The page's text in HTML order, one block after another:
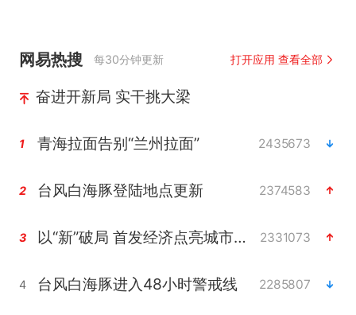
网易热搜 每30分钟更新 打开应用 查看全部
奋进开新局 实干挑大梁
1 青海拉面告别“兰州拉面” 2435673
2 台风白海豚登陆地点更新 2374583
3 以“新”破局 首发经济点亮城市消费活力 2331073
4 台风白海豚进入48小时警戒线 2285807